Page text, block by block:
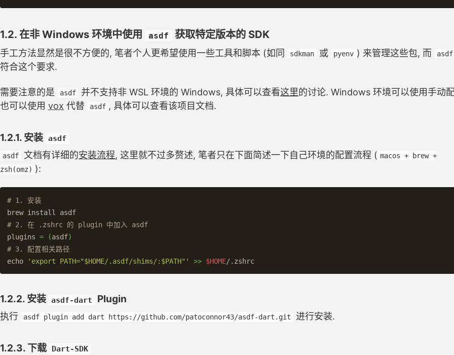
1.2. 在非 Windows 环境中使用 asdf 获取特定版本的 SDK
手工方法显然是很不方便的, 笔者个人更希望使用一些工具和脚本 (如同 sdkman 或 pyenv ) 来管理这些包, 而 asdf
符合这个要求.
需要注意的是 asdf 并不支持非 WSL 环境的 Windows, 具体可以查看这里的讨论. Windows 环境可以使用手动
也可以使用 vox 代替 asdf , 具体可以查看该项目文档.
1.2.1. 安装 asdf
asdf 文档有详细的安装流程, 这里就不过多赘述, 笔者只在下面简述一下自己环境的配置流程 ( macos + brew +
zsh(omz) ):
# 1. 安装
brew install
asdf
# 2. 在 .zshrc 的 plugin 中加入 asdf
plugins = (asdf)
# 3. 配置相关路径
echo
'export PATH="$HOME/.asdf/shims/:$PATH"' >> $HOME /.zshrc
1.2.2. 安装 asdf-dart Plugin
执行 asdf plugin add dart https://github.com/patoconnor43/asdf-dart.git 进行安装.
1.2.3. 下载 Dart-SDK